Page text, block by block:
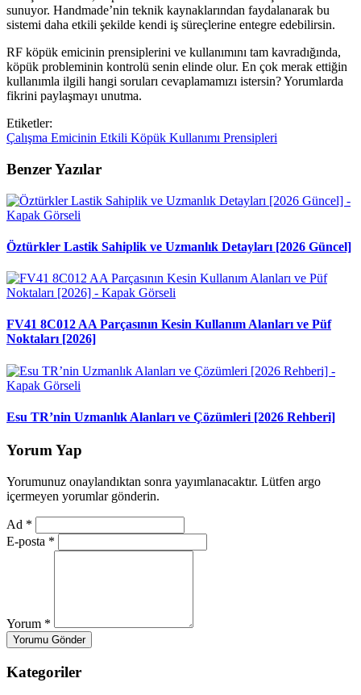
sunuyor. Handmade’nin teknik kaynaklarından faydalanarak bu
sistemi daha etkili şekilde kendi iş süreçlerine entegre edebilirsin.
RF köpük emicinin prensiplerini ve kullanımını tam kavradığında,
köpük probleminin kontrolü senin elinde olur. En çok merak ettiğin
kullanımla ilgili hangi soruları cevaplamamızı istersin? Yorumlarda
fikrini paylaşmayı unutma.
Etiketler:
Çalışma Emicinin Etkili Köpük Kullanımı Prensipleri
Benzer Yazılar
Öztürkler Lastik Sahiplik ve Uzmanlık Detayları [2026 Güncel]
FV41 8C012 AA Parçasının Kesin Kullanım Alanları ve Püf
Noktaları [2026]
Esu TR’nin Uzmanlık Alanları ve Çözümleri [2026 Rehberi]
Yorum Yap
Yorumunuz onaylandıktan sonra yayımlanacaktır. Lütfen argo
içermeyen yorumlar gönderin.
Ad *
E-posta *
Yorum *
Yorumu Gönder
Kategoriler